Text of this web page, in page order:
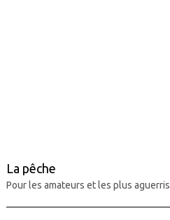
La pêche
Pour les amateurs et les plus aguerris